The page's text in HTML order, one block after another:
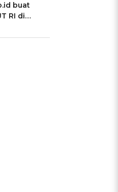
buat
RI di